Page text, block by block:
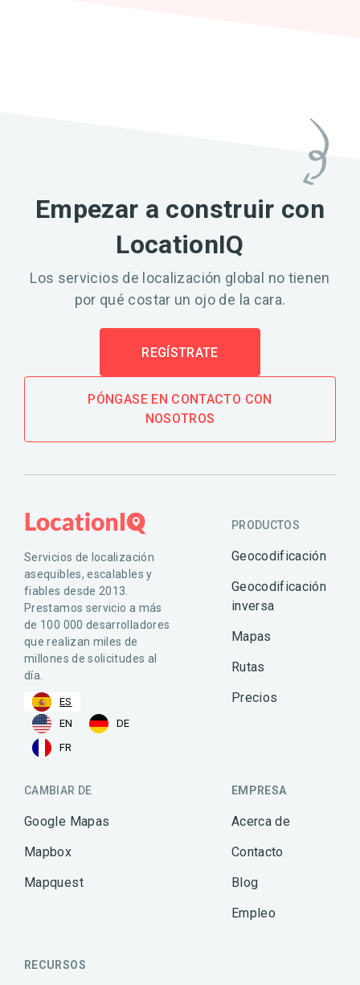
Empezar a construir con
LocationIQ
Los servicios de localización global no tienen
por qué costar un ojo de la cara.
REGÍSTRATE
PÓNGASE EN CONTACTO CON
NOSOTROS
Servicios de localización
asequibles, escalables y
fiables desde 2013.
Prestamos servicio a más
de 100 000 desarrolladores
que realizan miles de
millones de solicitudes al
día.
ES
EN
DE
FR
PRODUCTOS
Geocodificación
Geocodificación
inversa
Mapas
Rutas
Precios
CAMBIAR DE
Google Mapas
Mapbox
Mapquest
EMPRESA
Acerca de
Contacto
Blog
Empleo
RECURSOS